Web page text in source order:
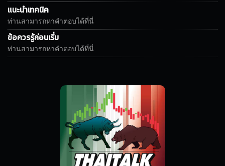
แนะนำเทคนิค
ท่านสามารถหาคำตอบได้ที่นี่
ข้อควรรู้ก่อนเริ่ม
ท่านสามารถหาคำตอบได้ที่นี่